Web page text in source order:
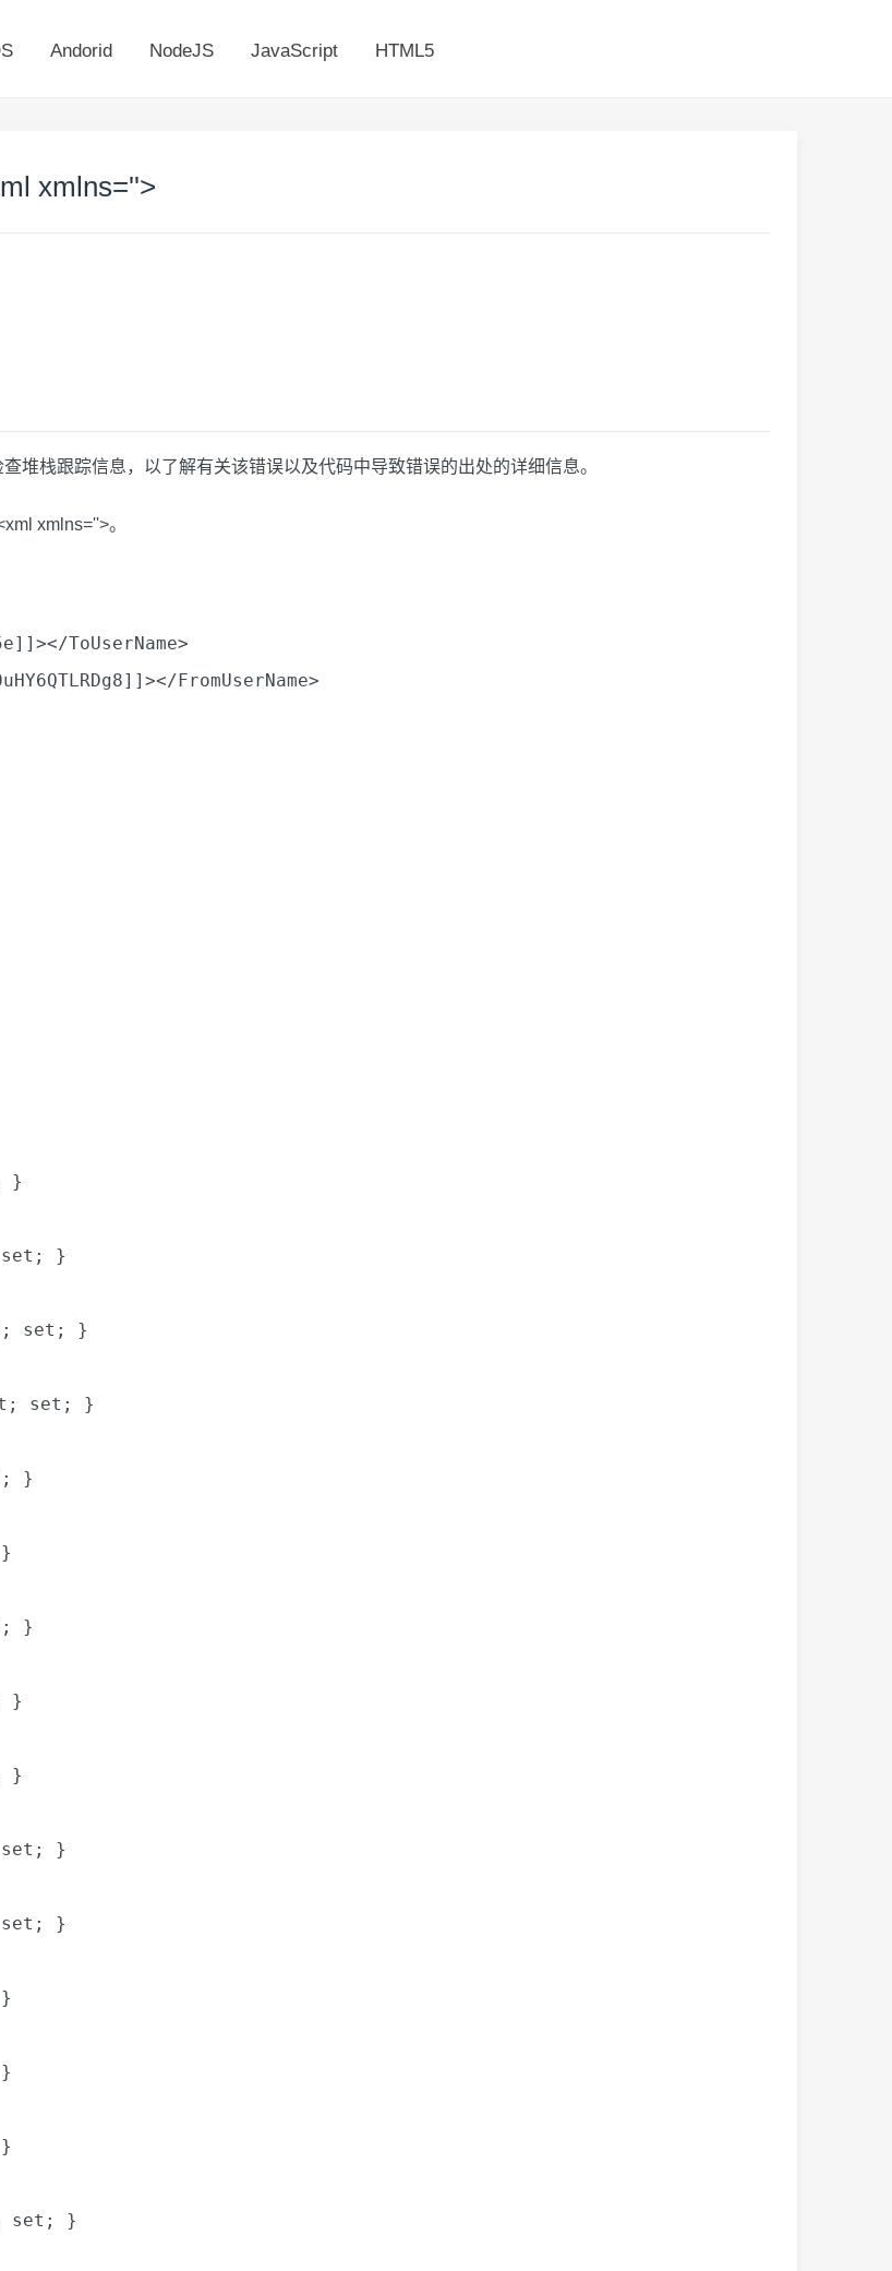
Andorid NodeJS JavaScript HTML5
xmlns=''>
堆栈跟踪信息，以了解有关该错误以及代码中导致错误的出处的详细信息。
xmlns=''>。
</ToUserName>
</FromUserName>
}
set ; }
; set ; }
; set ; }
; }
; }
}
}
set ; }
set ; }
set ; }